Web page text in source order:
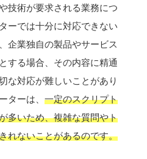
技術が要求される業務につ
ーでは十分に対応できない
企業独自の製品やサービス
する場合、その内容に精通
な対応が難しいことがあり
ターは、 一定のスクリプト
多いため、複雑な質問やト
れないことがあるのです。